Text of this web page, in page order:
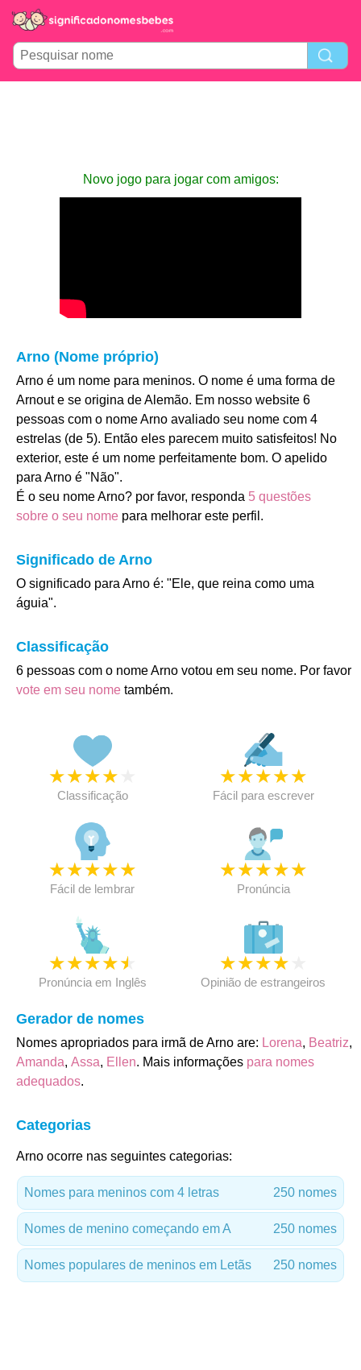
Novo jogo para jogar com amigos:
Arno (Nome próprio)
Arno é um nome para meninos. O nome é uma forma de
Arnout e se origina de Alemão. Em nosso website 6
pessoas com o nome Arno avaliado seu nome com 4
estrelas (de 5). Então eles parecem muito satisfeitos! No
exterior, este é um nome perfeitamente bom. O apelido
para Arno é "Não".
É o seu nome Arno? por favor, responda 5 questões
sobre o seu nome para melhorar este perfil.
Significado de Arno
O significado para Arno é: "Ele, que reina como uma
águia".
Classificação
6 pessoas com o nome Arno votou em seu nome. Por favor
vote em seu nome também.
★★★★
Classificação
★★★★★
Fácil para escrever
★★★★★
Fácil de lembrar
★★★★★
Pronúncia
★★★★★
Pronúncia em Inglês
★★★★
Opinião de estrangeiros
Gerador de nomes
Nomes apropriados para irmã de Arno are: Lorena, Beatriz,
Amanda, Assa, Ellen. Mais informações para nomes
adequados.
Categorias
Arno ocorre nas seguintes categorias:
Nomes para meninos com 4 letras 250 nomes
Nomes de menino começando em A 250 nomes
Nomes populares de meninos em Letãs 250 nomes